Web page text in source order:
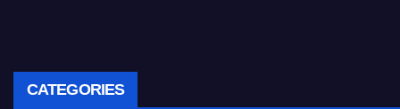
CATEGORIES